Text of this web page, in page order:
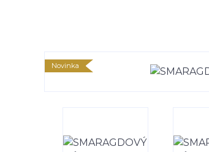
Novinka